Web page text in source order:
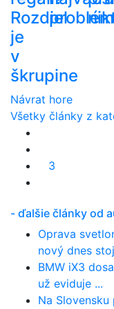
Rozdiel
je
v
škrupine
problém
Návrat hore
Všetky články z
3
- ďalšie články od
Oprava
nový dnes
BMW iX3
už eviduje ...
Na